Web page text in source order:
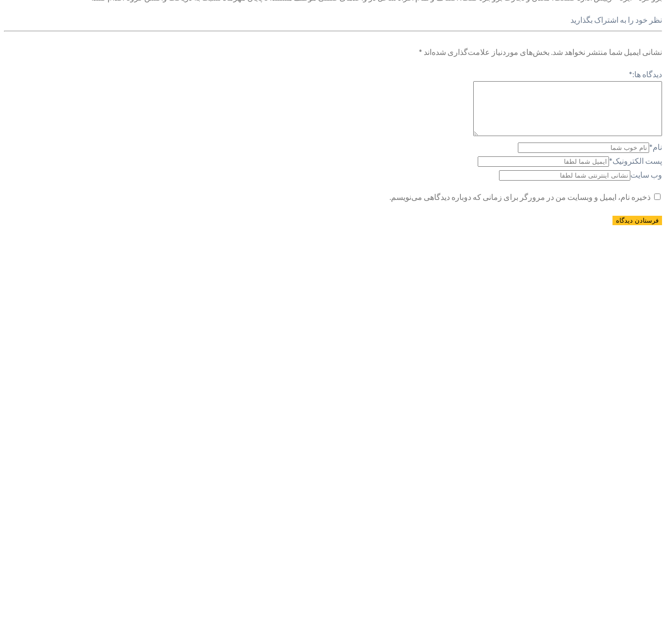
نظر خود را به اشتراک بگذارید
نشانی ایمیل شما منتشر نخواهد شد. بخش‌های موردنیاز علامت‌گذاری شده‌اند *
دیدگاه ها:*
نام*
پست الکترونیک*
وب سایت
ذخیره نام، ایمیل و وبسایت من در مرورگر برای زمانی که دوباره دیدگاهی می‌نویسم.